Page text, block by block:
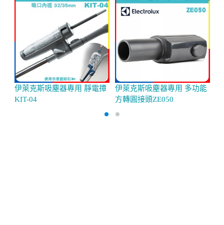
伊萊克斯吸塵器專用 靜電撢
KIT-04
伊萊克斯吸塵器專用 多功能
方轉圓接頭ZE050